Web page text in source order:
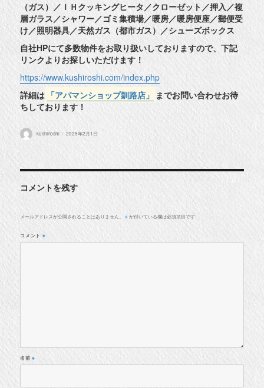
（ガス）／ＩＨクッキングヒータ／クローゼット／押入／複
層ガラス／シャワー／ゴミ集積場／暖房／暖房便座／郵便受
け／照明器具／天然ガス（都市ガス）／シューズボックス
自社HPにて多数物件をお取り扱いしておりますので、下記
リンクよりお探しいただけます！
https://www.kushiroshi.com/index.php
詳細は 「アパマンショップ釧路店」
までお問い合わせお待
ちしております！
投
kushiroshi
投
2025年2月1日
コメントを残す
メールアドレスが公開されることはありません。 ※ が付いている欄は必須項目です
コメント ※
名前※